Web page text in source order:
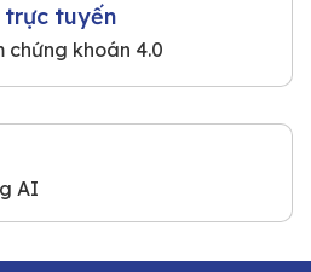
trực tuyến
chứng khoán 4.0
AI